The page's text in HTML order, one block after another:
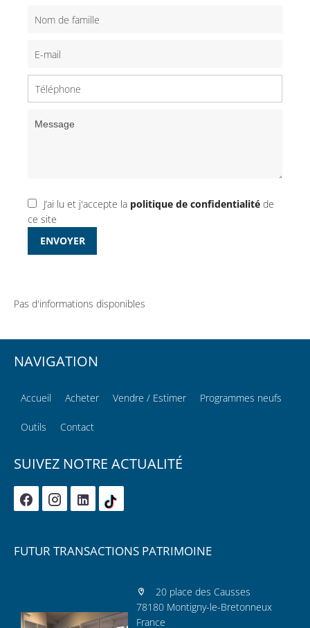
J’ai lu et j'accepte la politique de confidentialité de
ce site
ENVOYER
Pas d'informations disponibles
NAVIGATION
Accueil Acheter Vendre / Estimer Programmes neufs
Outils Contact
SUIVEZ NOTRE ACTUALITÉ
FUTUR TRANSACTIONS PATRIMOINE
20 place des Causses
78180 Montigny-le-Bretonneux
France